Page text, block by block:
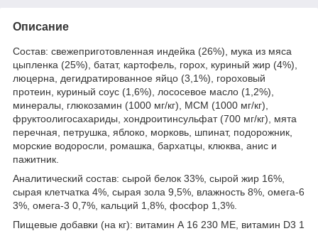
Описание
Состав: свежеприготовленная индейка (26%), мука из мяса
цыпленка (25%), батат, картофель, горох, куриный жир (4%),
люцерна, дегидратированное яйцо (3,1%), гороховый
протеин, куриный соус (1,6%), лососевое масло (1,2%),
минералы, глюкозамин (1000 мг/кг), МСМ (1000 мг/кг),
фруктоолигосахариды, хондроитинсульфат (700 мг/кг), мята
перечная, петрушка, яблоко, морковь, шпинат, подорожник,
морские водоросли, ромашка, бархатцы, клюква, анис и
пажитник.
Аналитический состав: сырой белок 33%, сырой жир 16%,
сырая клетчатка 4%, сырая зола 9,5%, влажность 8%, омега-6
3%, омега-3 0,7%, кальций 1,8%, фосфор 1,3%.
Пищевые добавки (на кг): витамин А 16 230 МЕ, витамин D3 1